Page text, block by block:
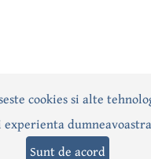
PoliticăSocialEveniment
Sport Anunțuri
cookies si alte
Sunt de acord